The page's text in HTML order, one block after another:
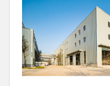
资源化